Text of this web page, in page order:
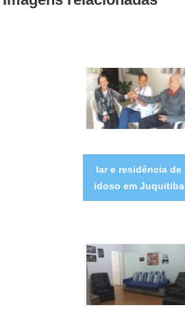
lar e residência de
idoso em Juquitiba